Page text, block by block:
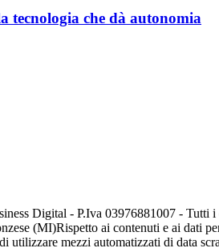
tecnologia che dà autonomia
Digital - P.Iva 03976881007 - Tutti
(MI)Rispetto ai contenuti e ai dati
utilizzare mezzi automatizzati di data